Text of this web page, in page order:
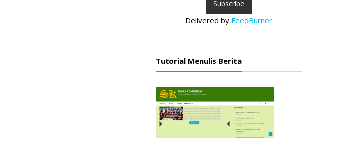
Delivered by FeedBurner
Tutorial Menulis Berita